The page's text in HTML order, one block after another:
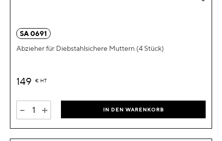
SA 0691
Abzieher für Diebstahlsichere Muttern (4 Stück)
149 € HT
- + IN DEN WARENKORB